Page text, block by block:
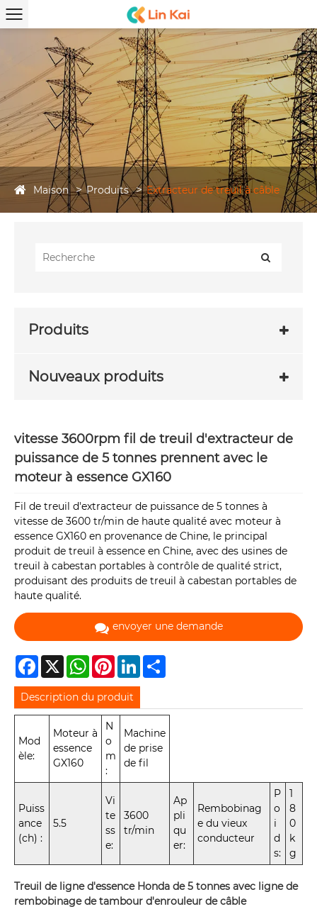
Maison Produits Extracteur de treuil à câble
Produits
Nouveaux produits
vitesse 3600rpm fil de treuil d'extracteur de
puissance de 5 tonnes prennent avec le
moteur à essence GX160
Fil de treuil d'extracteur de puissance de 5 tonnes à
vitesse de 3600 tr/min de haute qualité avec moteur à
essence GX160 en provenance de Chine, le principal
produit de treuil à essence en Chine, avec des usines de
treuil à cabestan portables à contrôle de qualité strict,
produisant des produits de treuil à cabestan portables de
haute qualité.
envoyer une demande
Facebook
X WhatsAppPinterestLinkedIn
Description du produit
Mod
èle:
Moteur à
essence
GX160
N
o
m
:
Machine
de prise
de fil
Puiss
ance
(ch) :
5.5
Vi
te
ss
e:
3600
tr/min
Ap
pli
qu
er:
Rembobinag
e du vieux
conducteur
P
o
i
d
s:
1
8
0
k
g
Treuil de ligne d'essence Honda de 5 tonnes avec ligne de
rembobinage de tambour d'enrouleur de câble